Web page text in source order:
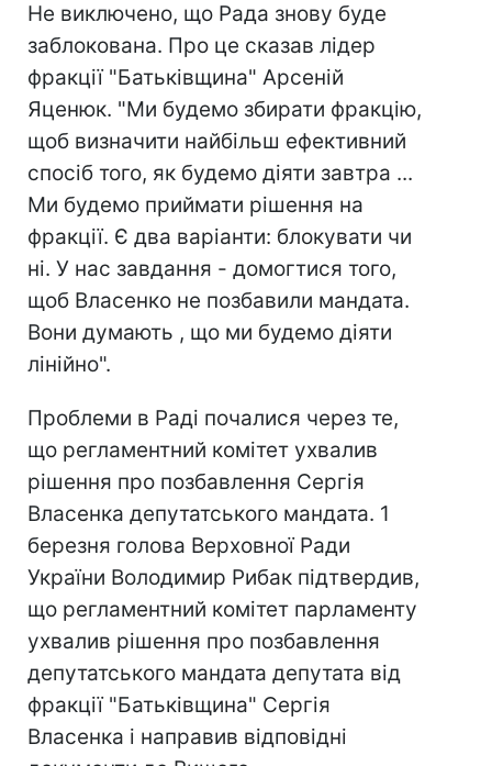
Не виключено, що Рада знову буде
заблокована. Про це сказав лідер
фракції "Батьківщина" Арсеній
Яценюк. "Ми будемо збирати фракцію,
щоб визначити найбільш ефективний
спосіб того, як будемо діяти завтра ...
Ми будемо приймати рішення на
фракції. Є два варіанти: блокувати чи
ні. У нас завдання - домогтися того,
щоб Власенко не позбавили мандата.
Вони думають , що ми будемо діяти
лінійно".
Проблеми в Раді почалися через те,
що регламентний комітет ухвалив
рішення про позбавлення Сергія
Власенка депутатського мандата. 1
березня голова Верховної Ради
України Володимир Рибак підтвердив,
що регламентний комітет парламенту
ухвалив рішення про позбавлення
депутатського мандата депутата від
фракції "Батьківщина" Сергія
Власенка і направив відповідні